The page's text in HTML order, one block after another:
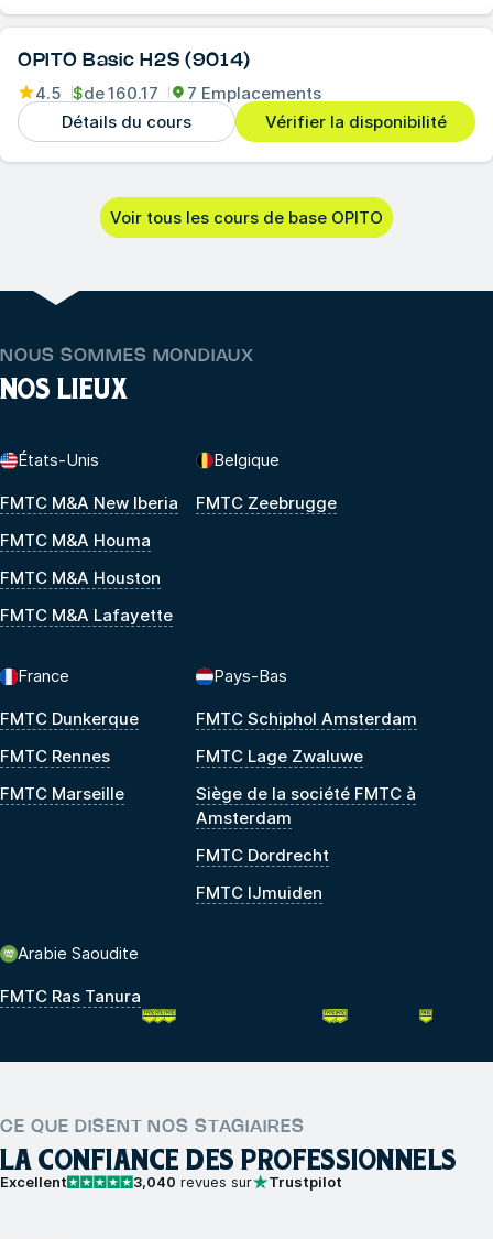
OPITO Basic H2S (9014)
4.5 $de160.17
7 Emplacements
Détails du cours
Vérifier la disponibilité
Voir tous les cours de base OPITO
NOUS SOMMES MONDIAUX
NOS LIEUX
États-Unis
FMTC M&A New Iberia
FMTC M&A Houma
FMTC M&A Houston
FMTC M&A Lafayette
Belgique
FMTC Zeebrugge
France
FMTC Dunkerque
FMTC Rennes
FMTC Marseille
Pays-Bas
FMTC Schiphol Amsterdam
FMTC Lage Zwaluwe
Siège de la société FMTC à
Amsterdam
FMTC Dordrecht
FMTC IJmuiden
Arabie Saoudite
FMTC Ras Tanura
CE QUE DISENT NOS STAGIAIRES
LA CONFIANCE DES PROFESSIONNELS
Excellent 3,040 revues sur Trustpilot